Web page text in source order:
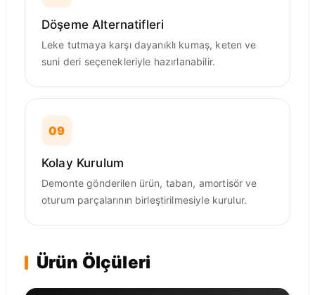
Döşeme Alternatifleri
Leke tutmaya karşı dayanıklı kumaş, keten ve
suni deri seçenekleriyle hazırlanabilir.
09
Kolay Kurulum
Demonte gönderilen ürün, taban, amortisör ve
oturum parçalarının birleştirilmesiyle kurulur.
Ürün Ölçüleri